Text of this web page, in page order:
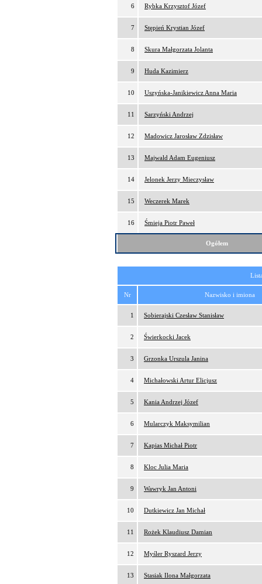
6 Rybka Krzysztof Józef
7 Stępień Krystian Józef
8 Skura Małgorzata Jolanta
9 Huda Kazimierz
10 Uszyńska-Janikiewicz Anna Maria
11 Sarzyński Andrzej
12 Madowicz Jarosław Zdzisław
13 Majwald Adam Eugeniusz
14 Jelonek Jerzy Mieczysław
15 Weczerek Marek
16 Śmieja Piotr Paweł
Ogółem
Nr Nazwisko i imiona
1 Sobierajski Czesław Stanisław
2 Świerkocki Jacek
3 Grzonka Urszula Janina
4 Michałowski Artur Elicjusz
5 Kania Andrzej Józef
6 Mularczyk Maksymilian
7 Kapias Michał Piotr
8 Kloc Julia Maria
9 Wawryk Jan Antoni
10 Dutkiewicz Jan Michał
11 Rożek Klaudiusz Damian
12 Myśler Ryszard Jerzy
13 Stasiak Ilona Małgorzata